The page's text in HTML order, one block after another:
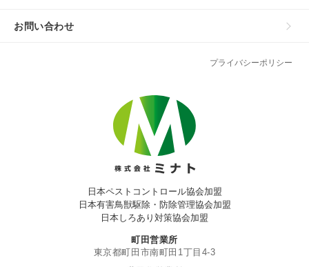
日本ペストコントロール協会加盟
日本有害鳥獣駆除・防除管理協会加盟
日本しろあり対策協会加盟
お問い合わせ
プライバシーポリシー
町田営業所
東京都町田市南町田1丁目4-3